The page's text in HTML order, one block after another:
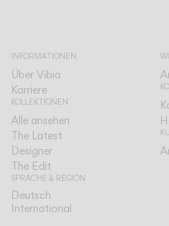
INFORMATIONEN
Über Vibia
Karriere
KOLLEKTIONEN
Alle ansehen
The Latest
Designer
The Edit
SPRACHE & REGION
Deutsch
International